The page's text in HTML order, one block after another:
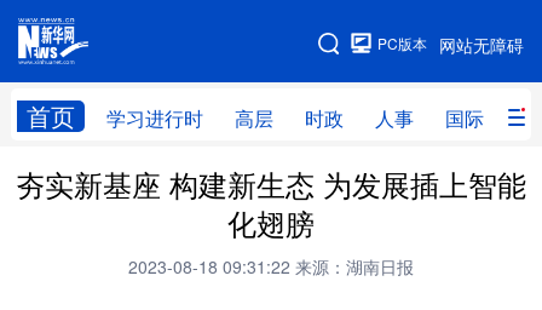
网站无障碍
PC版本
首页 学习进行时 高层 时政 人事 国际 财
网站地图
学习进行时 高层 时政 人事
全球连线
夯实新基座 构建新生态 为发展插上智能
化翅膀
2023-08-18 09:31:22 来源：湖南日报